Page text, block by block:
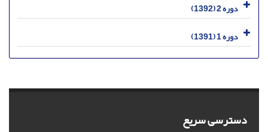
دوره 2 (1392)
دوره 1 (1391)
دسترسی سریع